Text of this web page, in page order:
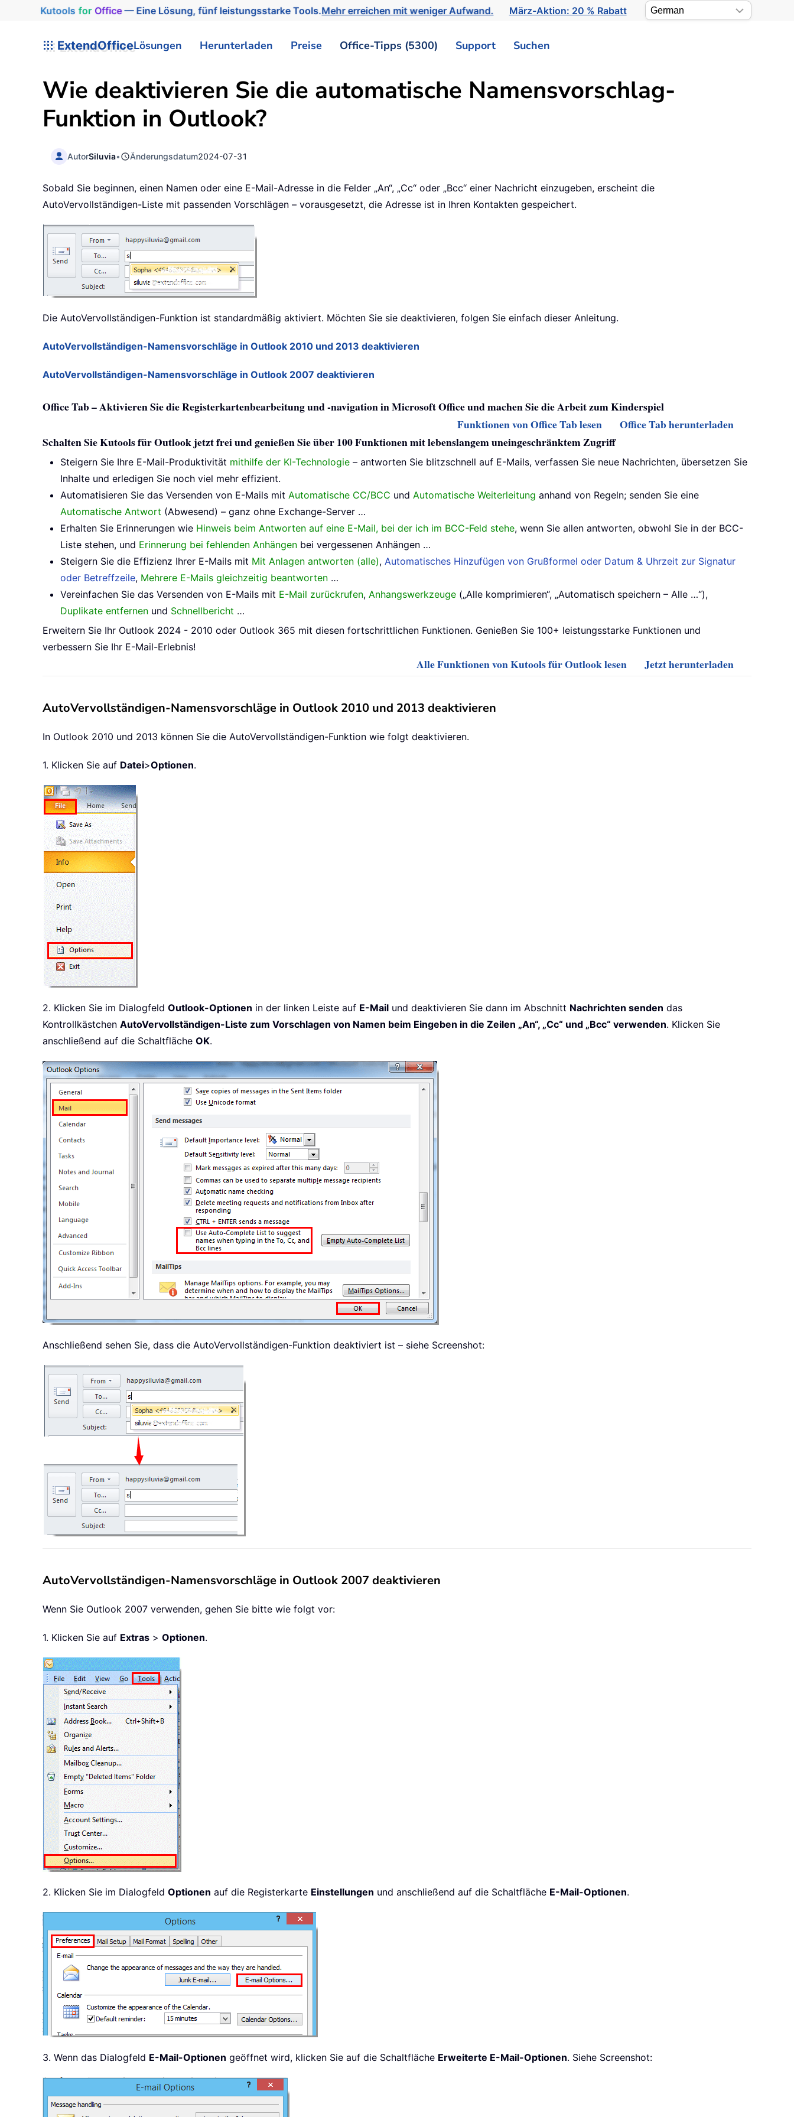
Kutools for Office— Eine Lösung, fünf leistungsstarke Tools.Mehr erreichen mit weniger Aufwand. März-Aktion: 20 % Rabatt
ExtendOfficeLösungen Herunterladen Preise Office-Tipps (5300) Support Suchen
Wie deaktivieren Sie die automatische Namensvorschlag-
Funktion in Outlook?
AutorSiluvia• Änderungsdatum2024-07-31
Sobald Sie beginnen, einen Namen oder eine E-Mail-Adresse in die Felder „An“, „Cc“ oder „Bcc“ einer Nachricht einzugeben, erscheint die
AutoVervollständigen-Liste mit passenden Vorschlägen – vorausgesetzt, die Adresse ist in Ihren Kontakten gespeichert.
Die AutoVervollständigen-Funktion ist standardmäßig aktiviert. Möchten Sie sie deaktivieren, folgen Sie einfach dieser Anleitung.
AutoVervollständigen-Namensvorschläge in Outlook 2010 und 2013 deaktivieren
AutoVervollständigen-Namensvorschläge in Outlook 2007 deaktivieren
Office Tab – Aktivieren Sie die Registerkartenbearbeitung und -navigation in Microsoft Office und machen Sie die Arbeit zum Kinderspiel
Funktionen von Office Tab lesen
Office Tab herunterladen
Schalten Sie Kutools für Outlook jetzt frei und genießen Sie über 100 Funktionen mit lebenslangem uneingeschränktem Zugriff
Steigern Sie Ihre E-Mail-Produktivität mithilfe der KI-Technologie – antworten Sie blitzschnell auf E-Mails, verfassen Sie neue Nachrichten, übersetzen Sie
Inhalte und erledigen Sie noch viel mehr effizient.
Automatisieren Sie das Versenden von E-Mails mit Automatische CC/BCC und Automatische Weiterleitung anhand von Regeln; senden Sie eine
Automatische Antwort (Abwesend) – ganz ohne Exchange-Server …
Erhalten Sie Erinnerungen wie Hinweis beim Antworten auf eine E-Mail, bei der ich im BCC-Feld stehe, wenn Sie allen antworten, obwohl Sie in der BCC-
Liste stehen, und Erinnerung bei fehlenden Anhängen bei vergessenen Anhängen …
Steigern Sie die Effizienz Ihrer E-Mails mit Mit Anlagen antworten (alle), Automatisches Hinzufügen von Grußformel oder Datum & Uhrzeit zur Signatur
oder Betreffzeile, Mehrere E-Mails gleichzeitig beantworten …
Vereinfachen Sie das Versenden von E-Mails mit E-Mail zurückrufen, Anhangswerkzeuge („Alle komprimieren“, „Automatisch speichern – Alle …“),
Duplikate entfernen und Schnellbericht …
Erweitern Sie Ihr Outlook 2024 - 2010 oder Outlook 365 mit diesen fortschrittlichen Funktionen. Genießen Sie 100+ leistungsstarke Funktionen und
verbessern Sie Ihr E-Mail-Erlebnis!
Alle Funktionen von Kutools für Outlook lesen Jetzt herunterladen
AutoVervollständigen-Namensvorschläge in Outlook 2010 und 2013 deaktivieren
In Outlook 2010 und 2013 können Sie die AutoVervollständigen-Funktion wie folgt deaktivieren.
1. Klicken Sie auf Datei>Optionen.
2. Klicken Sie im Dialogfeld Outlook-Optionen in der linken Leiste auf E-Mail und deaktivieren Sie dann im Abschnitt Nachrichten senden das
Kontrollkästchen AutoVervollständigen-Liste zum Vorschlagen von Namen beim Eingeben in die Zeilen „An“, „Cc“ und „Bcc“ verwenden. Klicken Sie
anschließend auf die Schaltfläche OK.
Anschließend sehen Sie, dass die AutoVervollständigen-Funktion deaktiviert ist – siehe Screenshot:
AutoVervollständigen-Namensvorschläge in Outlook 2007 deaktivieren
Wenn Sie Outlook 2007 verwenden, gehen Sie bitte wie folgt vor:
1. Klicken Sie auf Extras > Optionen.
2. Klicken Sie im Dialogfeld Optionen auf die Registerkarte Einstellungen und anschließend auf die Schaltfläche E-Mail-Optionen.
3. Wenn das Dialogfeld E-Mail-Optionen geöffnet wird, klicken Sie auf die Schaltfläche Erweiterte E-Mail-Optionen. Siehe Screenshot: